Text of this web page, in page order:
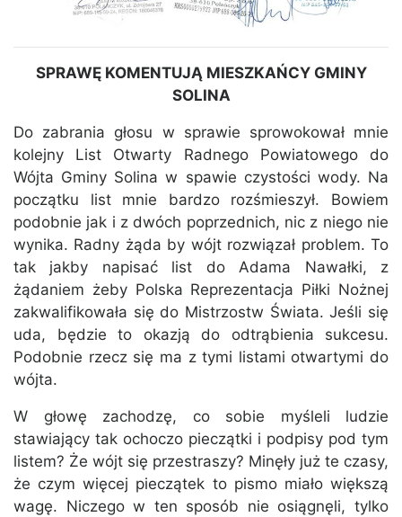
SPRAWĘ KOMENTUJĄ MIESZKAŃCY GMINY
SOLINA
Do zabrania głosu w sprawie sprowokował mnie
kolejny List Otwarty Radnego Powiatowego do
Wójta Gminy Solina w spawie czystości wody. Na
początku list mnie bardzo rozśmieszył. Bowiem
podobnie jak i z dwóch poprzednich, nic z niego nie
wynika. Radny żąda by wójt rozwiązał problem. To
tak jakby napisać list do Adama Nawałki, z
żądaniem żeby Polska Reprezentacja Piłki Nożnej
zakwalifikowała się do Mistrzostw Świata. Jeśli się
uda, będzie to okazją do odtrąbienia sukcesu.
Podobnie rzecz się ma z tymi listami otwartymi do
wójta.
W głowę zachodzę, co sobie myśleli ludzie
stawiający tak ochoczo pieczątki i podpisy pod tym
listem? Że wójt się przestraszy? Minęły już te czasy,
że czym więcej pieczątek to pismo miało większą
wagę. Niczego w ten sposób nie osiągnęli, tylko